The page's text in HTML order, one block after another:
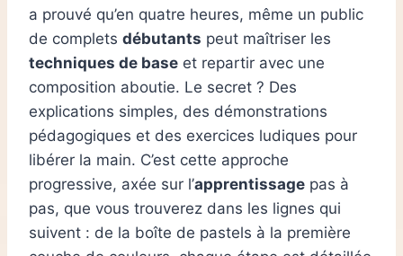
a prouvé qu’en quatre heures, même un public
de complets débutants peut maîtriser les
techniques de base et repartir avec une
composition aboutie. Le secret ? Des
explications simples, des démonstrations
pédagogiques et des exercices ludiques pour
libérer la main. C’est cette approche
progressive, axée sur l’apprentissage pas à
pas, que vous trouverez dans les lignes qui
suivent : de la boîte de pastels à la première